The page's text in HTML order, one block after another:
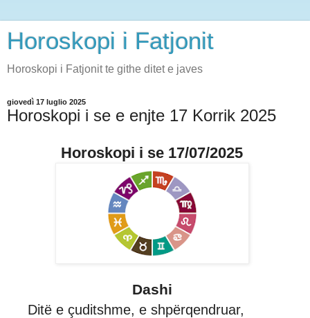
Horoskopi i Fatjonit
Horoskopi i Fatjonit te githe ditet e javes
giovedì 17 luglio 2025
Horoskopi i se e enjte 17 Korrik 2025
Horoskopi i se 17/07/2025
Dashi
Ditë e çuditshme, e shpërqendruar,